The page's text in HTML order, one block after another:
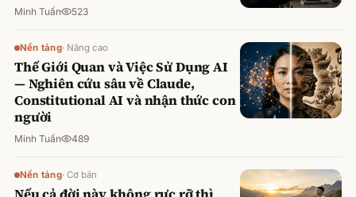
Minh Tuấn 523
Nền tảng· Nâng cao
Thế Giới Quan và Việc Sử Dụng AI
— Nghiên cứu sâu về Claude,
Constitutional AI và nhận thức con
người
Minh Tuấn 489
Nền tảng· Cơ bản